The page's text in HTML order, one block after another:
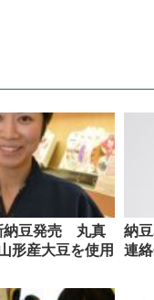
納豆発売 丸真
形産大豆を使用
納
連